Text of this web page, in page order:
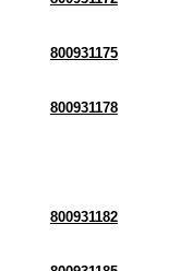
800931175
800931178
800931182